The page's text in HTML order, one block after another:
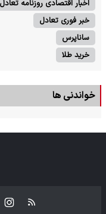
اخبار اقتصادی روزنامه تعادل
خبر فوری تعادل
ساناپرس
خرید طلا
خواندنی ها